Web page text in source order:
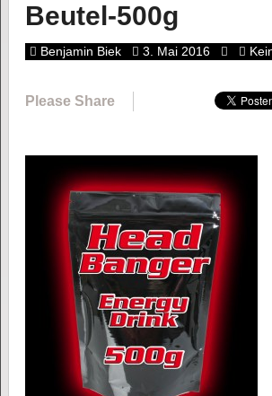
Beutel-500g
Benjamin Biek 3. Mai 2016
Please Share